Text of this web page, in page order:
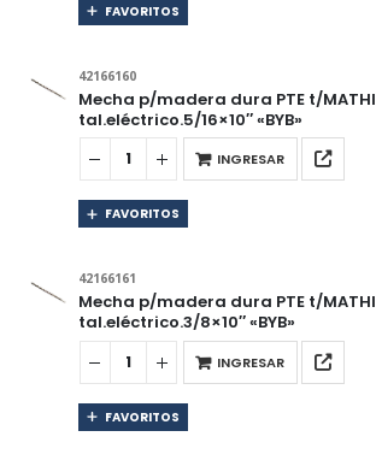
FAVORITOS
42166160
Mecha p/madera dura PTE t/MATHI
tal.eléctrico.5/16×10″ «BYB»
INGRESAR
FAVORITOS
42166161
Mecha p/madera dura PTE t/MATHI
tal.eléctrico.3/8×10″ «BYB»
INGRESAR
FAVORITOS